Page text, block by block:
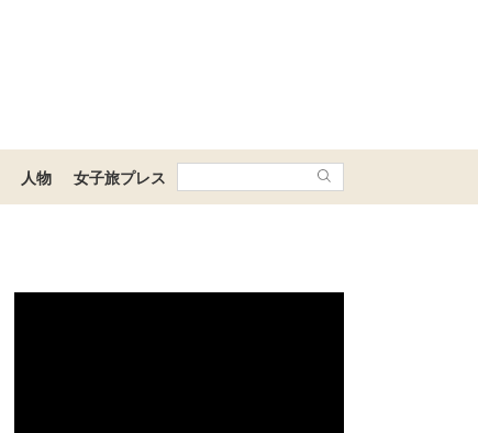
人物 女子旅プレス